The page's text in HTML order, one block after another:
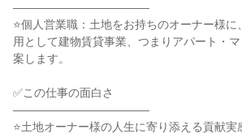
――――――――――――
⭐個人営業職：土地をお持ちのオーナー様
用として建物賃貸事業、つまりアパート・
案します。
✅この仕事の面白さ
――――――――――――
⭐土地オーナー様の人生に寄り添える貢献実